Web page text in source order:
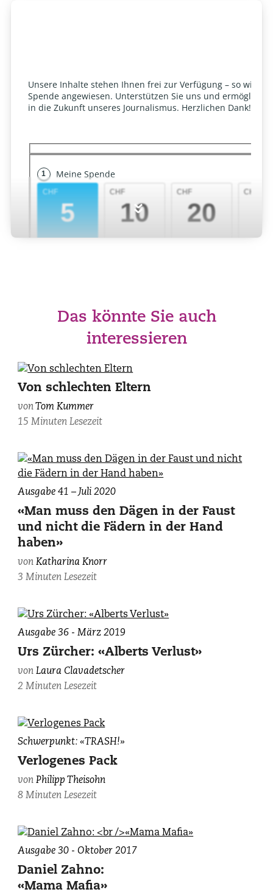
»
Das könnte Sie auch
interessieren
Illustration
Michael
Raaflaub.
Von schlechten Eltern
vonTom Kummer
15 Minuten Lesezeit
Ausgabe 41 – Juli 2020
«Man muss den Dägen in der Faust
und nicht die Fädern in der Hand
haben»
vonKatharina Knorr
3 Minuten Lesezeit
Ausgabe 36 - März 2019
Urs Zürcher: «Alberts Verlust»
vonLaura Clavadetscher
2 Minuten Lesezeit
Illustration:
Mock.
Schwerpunkt: «TRASH!»
Verlogenes Pack
vonPhilipp Theisohn
8 Minuten Lesezeit
Ausgabe 30 - Oktober 2017
Daniel Zahno:
«Mama Mafia»